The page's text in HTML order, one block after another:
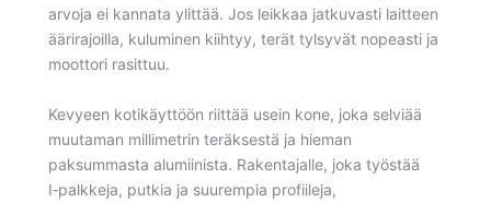
arvoja ei kannata ylittää. Jos leikkaa jatkuvasti laitteen
äärirajoilla, kuluminen kiihtyy, terät tylsyvät nopeasti ja
moottori rasittuu.
Kevyeen kotikäyttöön riittää usein kone, joka selviää
muutaman millimetrin teräksestä ja hieman
paksummasta alumiinista. Rakentajalle, joka työstää
I‑palkkeja, putkia ja suurempia profiileja,